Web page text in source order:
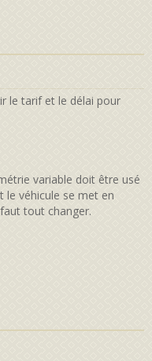
le tarif et le délai pour
variable doit être usé
véhicule se met en
tout changer.